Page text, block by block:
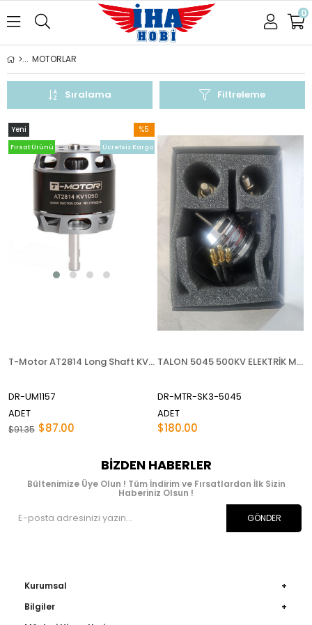
0
MOTORLAR
Filtreleme
Sıralama
T-Motor AT2814 Long Shaft KV1050
DR-UM1157
ADET
$87.00
$91.35
%5
İndirim
%5İndirim
Ücretsiz Kargo
Yeni
Ürün
Fırsat Ürünü
TALON 5045 500KV ELEKTRİK MOTORU
DR-MTR-SK3-5045
ADET
$180.00
BIZDEN HABERLER
Bültenimize Üye Olun ! Tüm İndirim ve Fırsatlardan İlk Sizin
Haberiniz Olsun !
GÖNDER
Kurumsal
Bilgiler